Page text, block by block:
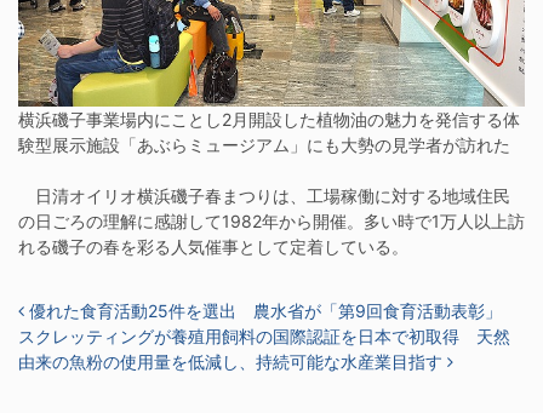
横浜磯子事業場内にことし2月開設した植物油の魅力を発信する体
験型展示施設「あぶらミュージアム」にも大勢の見学者が訪れた
日清オイリオ横浜磯子春まつりは、工場稼働に対する地域住民
の日ごろの理解に感謝して1982年から開催。多い時で1万人以上訪
れる磯子の春を彩る人気催事として定着している。
投稿ナビゲーション
優れた食育活動25件を選出 農水省が「第9回食育活動表彰」
スクレッティングが養殖用飼料の国際認証を日本で初取得 天然
由来の魚粉の使用量を低減し、持続可能な水産業目指す